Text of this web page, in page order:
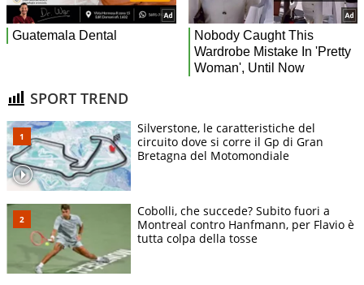
SPORT TREND
Silverstone, le caratteristiche del
circuito dove si corre il Gp di Gran
Bretagna del Motomondiale
Cobolli, che succede? Subito fuori a
Montreal contro Hanfmann, per Flavio è
tutta colpa della tosse